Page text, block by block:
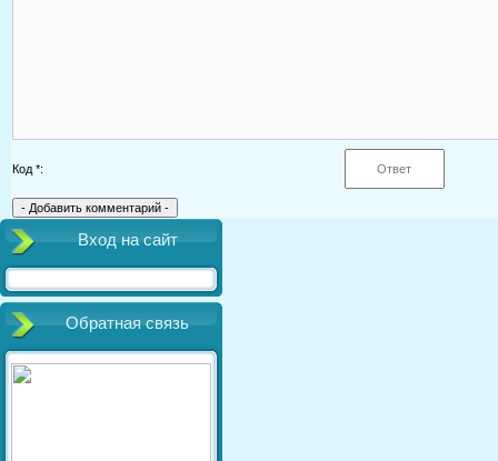
Код *:
Вход на сайт
Обратная связь